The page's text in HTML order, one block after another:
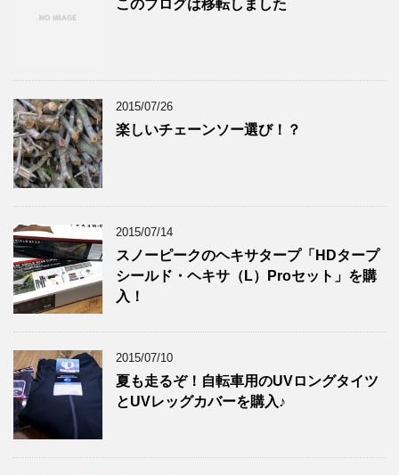
このブログは移転しました
2015/07/26
楽しいチェーンソー選び！？
2015/07/14
スノーピークのヘキサタープ「HDタープ
シールド・ヘキサ（L）Proセット」を購
入！
2015/07/10
夏も走るぞ！自転車用のUVロングタイツ
とUVレッグカバーを購入♪